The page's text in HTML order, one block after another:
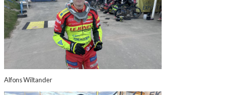
Alfons Wiltander